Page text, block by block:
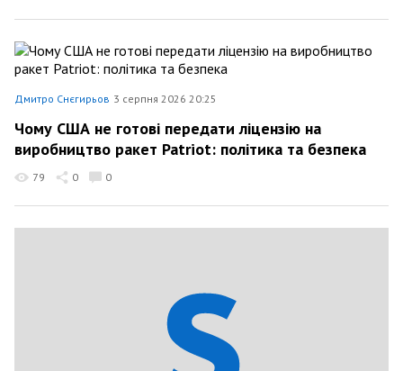
Дмитро Снєгирьов 3 серпня 2026 20:25
Чому США не готові передати ліцензію на
виробництво ракет Patriot: політика та безпека
79 0 0